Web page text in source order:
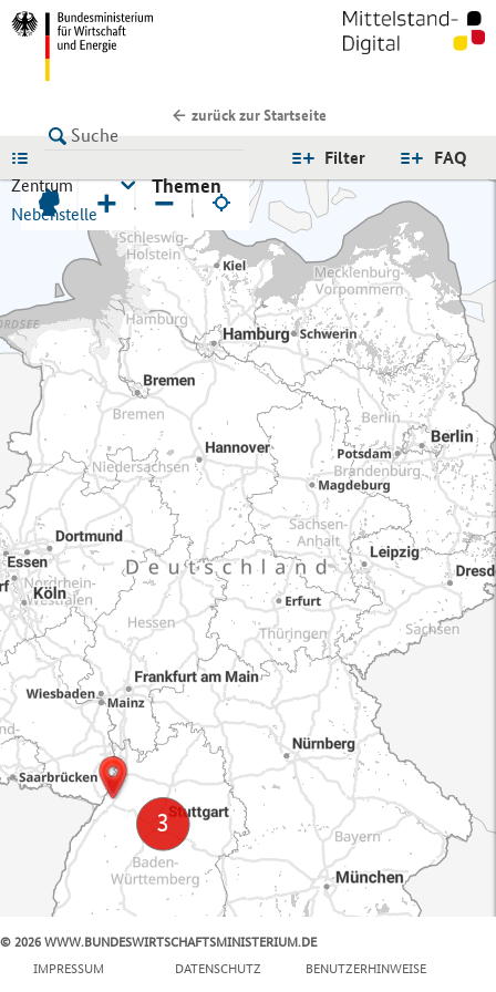
zurück zur Startseite
FAQ
Filter
Zentrum
Nebenstelle
Themen
+ −
© 2026 WWW.BUNDESWIRTSCHAFTSMINISTERIUM.DE
IMPRESSUM
DATENSCHUTZ BENUTZERHINWEISE